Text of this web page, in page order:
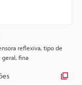
reflexiva, tipo de
fina